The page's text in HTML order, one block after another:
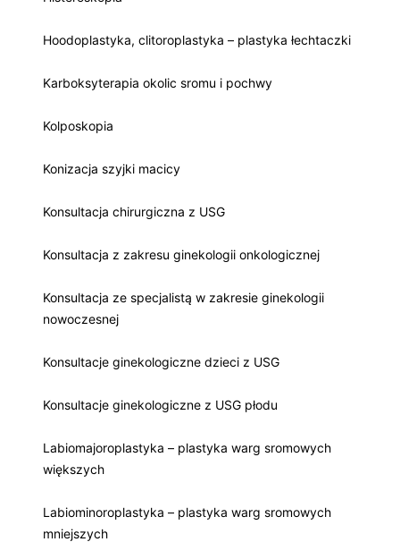
Hoodoplastyka, clitoroplastyka – plastyka łechtaczki
Karboksyterapia okolic sromu i pochwy
Kolposkopia
Konizacja szyjki macicy
Konsultacja chirurgiczna z USG
Konsultacja z zakresu ginekologii onkologicznej
Konsultacja ze specjalistą w zakresie ginekologii
nowoczesnej
Konsultacje ginekologiczne dzieci z USG
Konsultacje ginekologiczne z USG płodu
Labiomajoroplastyka – plastyka warg sromowych
większych
Labiominoroplastyka – plastyka warg sromowych
mniejszych